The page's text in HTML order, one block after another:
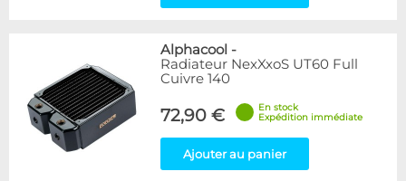
Alphacool -
Radiateur NexXxoS UT60 Full
Cuivre 140
72,90 €
En stock
Expédition immédiate
Ajouter au panier